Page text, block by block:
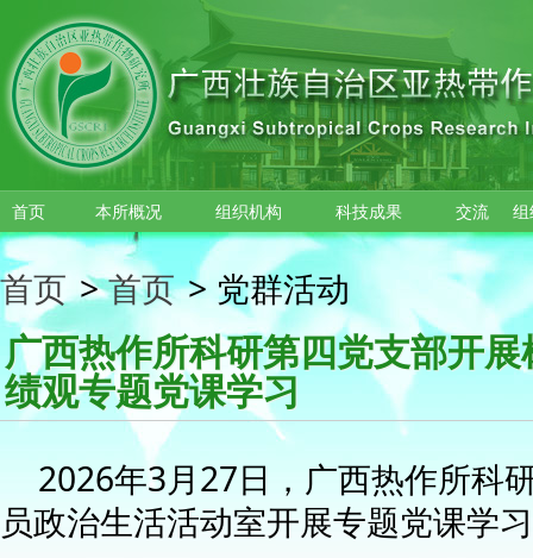
跳转到主要内容
首页 本所概况 组织机构 科技成果 交流
首页 > 首页 > 党群活动
广西热作所科研第四党支部开
绩观专题党课学习
2026年3月27日，广西热作所科
员政治生活活动室开展专题党课学